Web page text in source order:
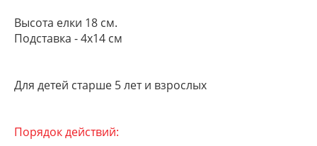
Высота елки 18 см.
Подставка - 4х14 см
Для детей старше 5 лет и взрослых
Порядок действий: